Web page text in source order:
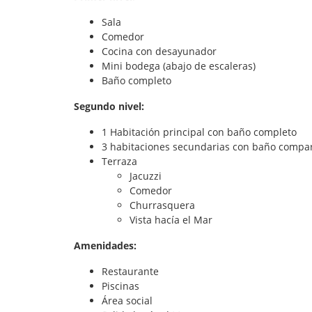
Sala
Comedor
Cocina con desayunador
Mini bodega (abajo de escaleras)
Baño completo
Segundo nivel:
1 Habitación principal con baño completo
3 habitaciones secundarias con baño
Terraza
Jacuzzi
Comedor
Churrasquera
Vista hacía el Mar
Amenidades:
Restaurante
Piscinas
Área social